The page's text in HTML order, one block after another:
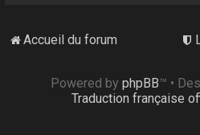
Accueil du forum
Powered by phpBB™ •
Traduction française